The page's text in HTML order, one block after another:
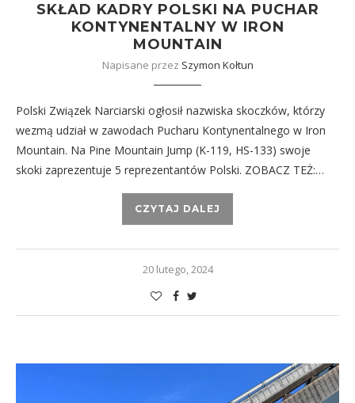
SKŁAD KADRY POLSKI NA PUCHAR
KONTYNENTALNY W IRON
MOUNTAIN
Napisane przez Szymon Kołtun
Polski Związek Narciarski ogłosił nazwiska skoczków, którzy
wezmą udział w zawodach Pucharu Kontynentalnego w Iron
Mountain. Na Pine Mountain Jump (K-119, HS-133) swoje
skoki zaprezentuje 5 reprezentantów Polski. ZOBACZ TEŻ:…
CZYTAJ DALEJ
20 lutego, 2024